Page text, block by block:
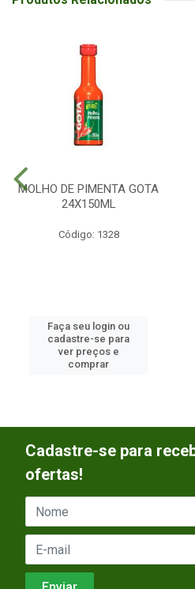
MOLHO DE PIMENTA GOTA
24X150ML
Código: 1328
Faça seu login ou
cadastre-se para
ver preços e
comprar
Cadastre-se para
ofertas!